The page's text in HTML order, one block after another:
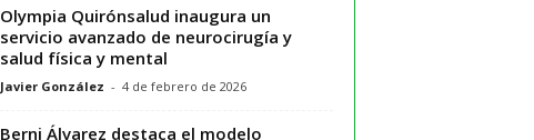
Olympia Quirónsalud inaugura un
servicio avanzado de neurocirugía y
salud física y mental
Javier González - 4 de febrero de 2026
Berni Álvarez destaca el modelo